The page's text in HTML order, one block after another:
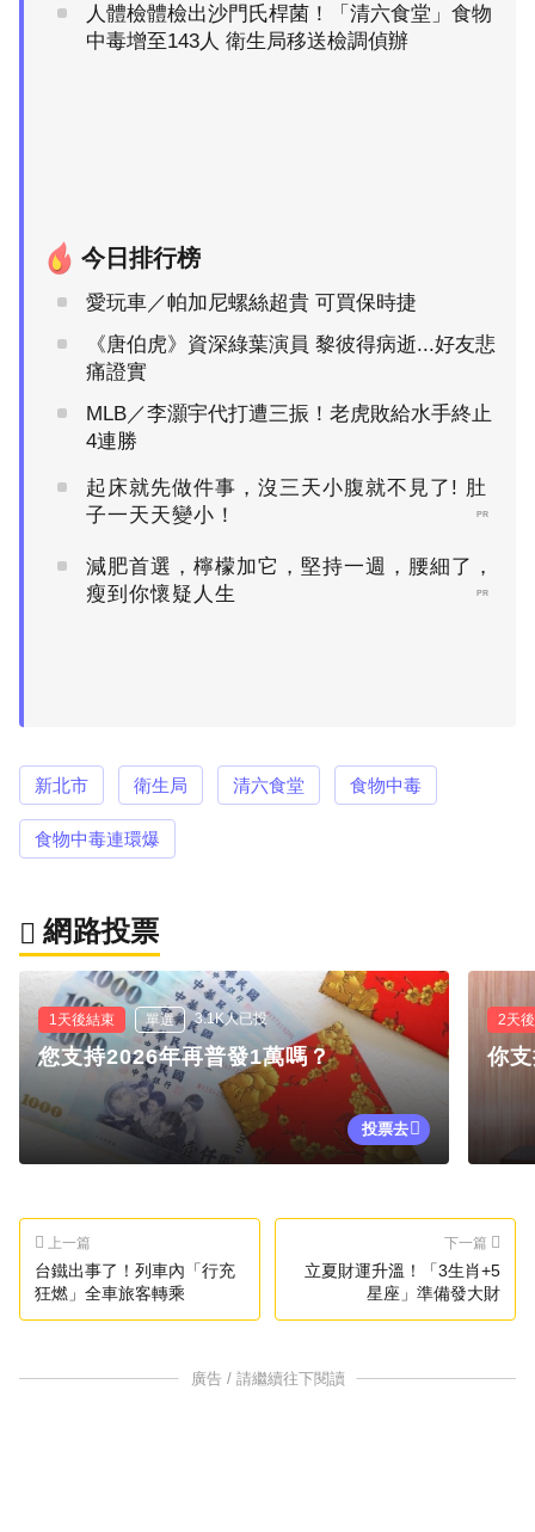
人體檢體檢出沙門氏桿菌！「清六食堂」食物
中毒增至143人 衛生局移送檢調偵辦
今日排行榜
愛玩車／帕加尼螺絲超貴 可買保時捷
《唐伯虎》資深綠葉演員 黎彼得病逝...好友悲
痛證實
MLB／李灝宇代打遭三振！老虎敗給水手終止
4連勝
起床就先做件事，沒三天小腹就不見了! 肚
子一天天變小！
PR
減肥首選，檸檬加它，堅持一週，腰細了，
瘦到你懷疑人生
PR
新北市 衛生局 清六食堂 食物中毒
食物中毒連環爆
網路投票
1天後結束 單選 3.1K人已投
您支持2026年再普發1萬嗎？
投票去
2天
你
上一篇
台鐵出事了！列車內「行充
狂燃」全車旅客轉乘
下一篇
立夏財運升溫！「3生肖+5
星座」準備發大財
廣告 / 請繼續往下閱讀